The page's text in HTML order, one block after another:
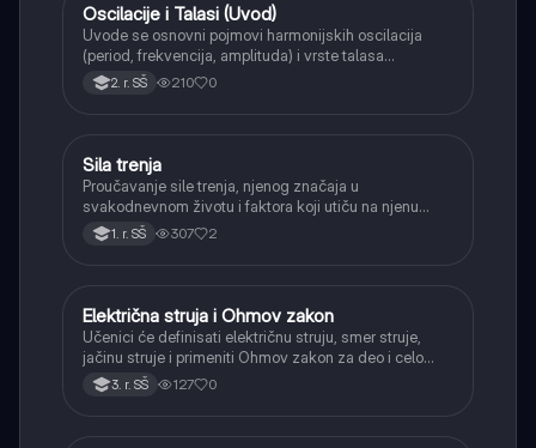
Fizika
Oscilacije i Talasi (Uvod)
Uvode se osnovni pojmovi harmonijskih oscilacija
(period, frekvencija, amplituda) i vrste talasa
(transverzalni, longitudinalni), kao i karakteristike
zvučnih talasa.
2. r. SŠ 210 0
Fizika
Sila trenja
Proučavanje sile trenja, njenog značaja u
svakodnevnom životu i faktora koji utiču na njenu
veličinu.
1. r. SŠ 307 2
Fizika
Električna struja i Ohmov zakon
Učenici će definisati električnu struju, smer struje,
jačinu struje i primeniti Ohmov zakon za deo i celo
kolo.3. r. SŠ 127 0